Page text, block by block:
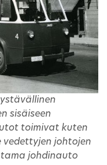
sisäiseen
toimivat kuten
johtojen
johdinauto